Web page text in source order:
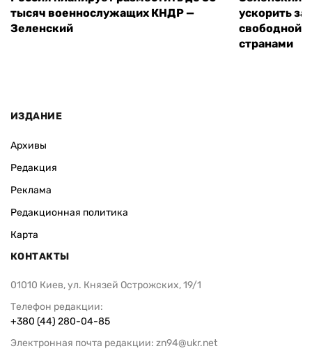
тысяч военнослужащих КНДР —
Зеленский
ускорить
свободной
странами
ИЗДАНИЕ
Архивы
Редакция
Реклама
Редакционная политика
Карта
КОНТАКТЫ
01010 Киев, ул. Князей Острожских, 19/1
Телефон редакции:
+380 (44) 280-04-85
Электронная почта редакции: zn94@ukr.net